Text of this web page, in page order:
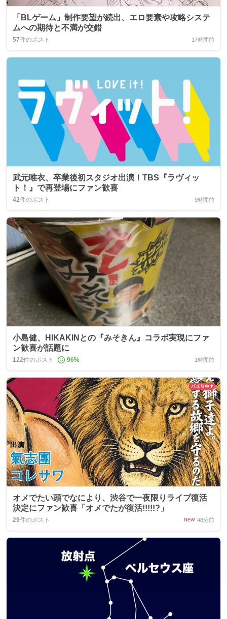
「BLゲーム」制作要望が続出、エロ要素や攻略システ
ムへの期待と不満が交錯
57件のポスト 17時間前
武元唯衣、卒業後初スタジオ出演！TBS『ラヴィッ
ト！』で再登場にファン歓喜
42件のポスト 9時間前
小島健、HIKAKINとの『みそきん』コラボ実現にファ
ン歓喜が話題に
122件のポスト 96% 1時間前
オメでたい頭でなにより、渋谷で一夜限りライブ復活
決定にファン歓喜「オメでたが復活!!!!!?」
29件のポスト NEW 48分前